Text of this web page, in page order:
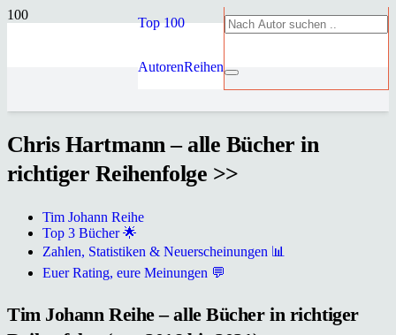
Top 100
AutorenReihen
Chris Hartmann – alle Bücher in
richtiger Reihenfolge >>
Tim Johann Reihe
Top 3 Bücher 🌟
Zahlen, Statistiken & Neuerscheinungen 📊
Euer Rating, eure Meinungen 💬
Tim Johann Reihe – alle Bücher in richtiger